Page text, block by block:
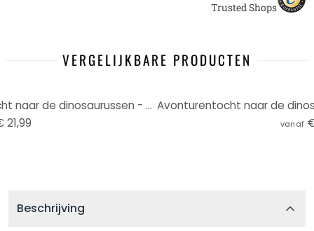
Trusted Shops
VERGELIJKBARE PRODUCTEN
Wanddecoratie Avonturentocht naar de dinosaurussen - Ombre - Kikki Belle - Aluminium dibond
21,99
vanaf
Beschrijving